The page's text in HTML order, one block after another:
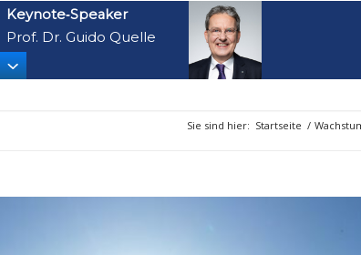
Keynote‑Speaker
Prof. Dr. Guido Quelle
Sie sind hier: Startseite /